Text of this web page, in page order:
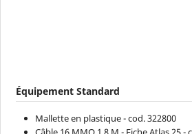
Équipement Standard
Mallette en plastique - cod. 322800